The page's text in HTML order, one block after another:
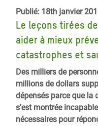
Publié: 18th janvier
Le leçons tirées
aider à mieux
catastrophes et
Des milliers de
millions de dollars
dépensés parce que
s’est montrée
nécessaires pour